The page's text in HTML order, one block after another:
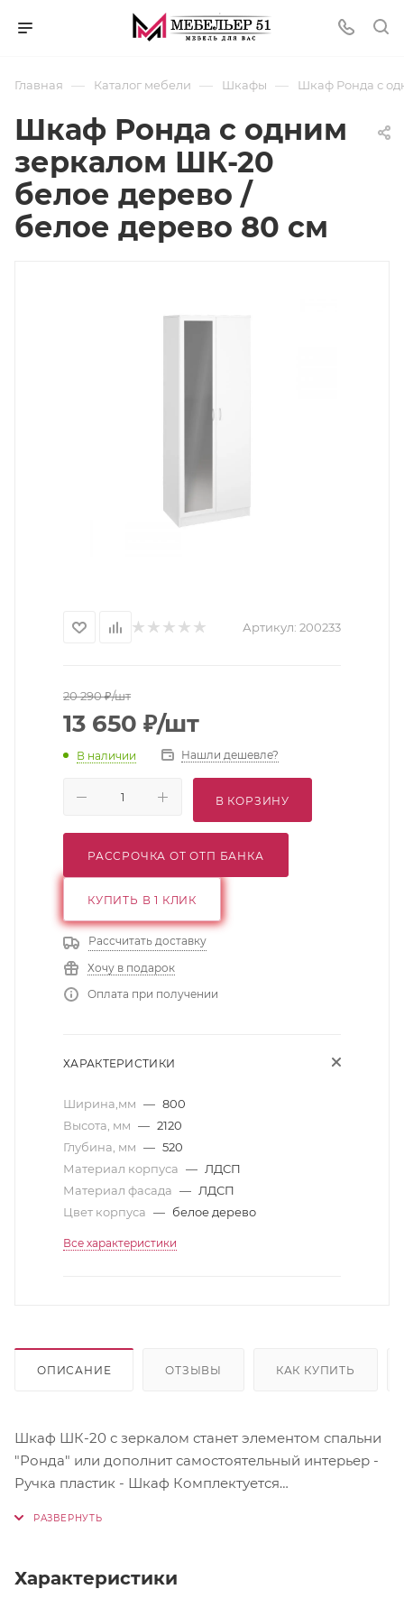
Главная — Каталог мебели — Шкафы — Шкаф Ронда с
Шкаф Ронда с одним
зеркалом ШК-20
белое дерево /
белое дерево 80 см
Артикул: 200233
20 290₽/шт
13 650 ₽/шт
В наличии Нашли дешевле?
В КОРЗИНУ
РАССРОЧКА ОТ ОТП БАНКА
КУПИТЬ В 1 КЛИК
Рассчитать доставку
Хочу в подарок
Оплата при получении
ХАРАКТЕРИСТИКИ
Ширина,мм — 800
Высота, мм — 2120
Глубина, мм — 520
Материал корпуса — ЛДСП
Материал фасада — ЛДСП
Цвет корпуса — белое дерево
Все характеристики
ОПИСАНИЕ ОТЗЫВЫ КАК КУПИТЬ
Шкаф ШК-20 с зеркалом станет элементом спальни
"Ронда" или дополнит самостоятельный интерьер -
Ручка пластик - Шкаф Комплектуется
кляймеры. ОБЯЗАТЕЛЬНО для крепления
Характеристики